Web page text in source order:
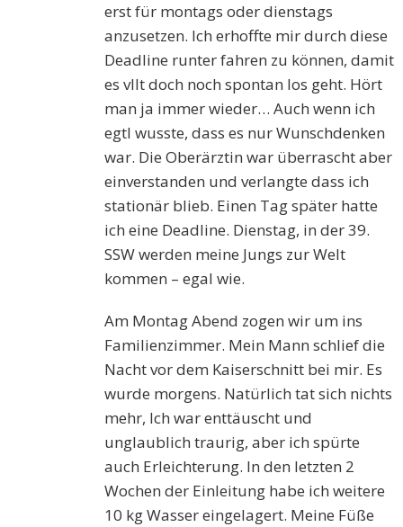
erst für montags oder dienstags
anzusetzen. Ich erhoffte mir durch diese
Deadline runter fahren zu können, damit
es vllt doch noch spontan los geht. Hört
man ja immer wieder… Auch wenn ich
egtl wusste, dass es nur Wunschdenken
war. Die Oberärztin war überrascht aber
einverstanden und verlangte dass ich
stationär blieb. Einen Tag später hatte
ich eine Deadline. Dienstag, in der 39.
SSW werden meine Jungs zur Welt
kommen – egal wie.
Am Montag Abend zogen wir um ins
Familienzimmer. Mein Mann schlief die
Nacht vor dem Kaiserschnitt bei mir. Es
wurde morgens. Natürlich tat sich nichts
mehr, Ich war enttäuscht und
unglaublich traurig, aber ich spürte
auch Erleichterung. In den letzten 2
Wochen der Einleitung habe ich weitere
10 kg Wasser eingelagert. Meine Füße